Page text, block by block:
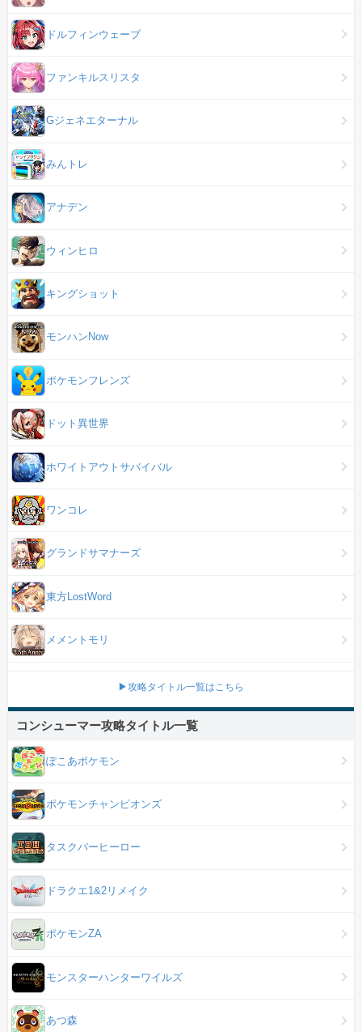
ドルフィンウェーブ
ファンキルスリスタ
Gジェネエターナル
みんトレ
アナデン
ウィンヒロ
キングショット
モンハンNow
ポケモンフレンズ
ドット異世界
ホワイトアウトサバイバル
ワンコレ
グランドサマナーズ
東方LostWord
メメントモリ
▶攻略タイトル一覧はこちら
コンシューマー攻略タイトル一覧
ぽこあポケモン
ポケモンチャンピオンズ
タスクバーヒーロー
ドラクエ1&2リメイク
ポケモンZA
モンスターハンターワイルズ
あつ森